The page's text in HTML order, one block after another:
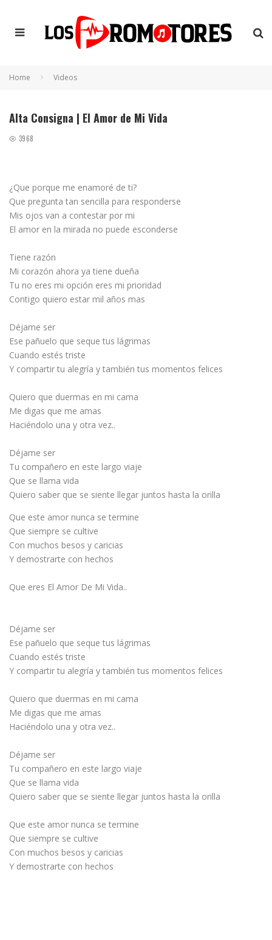
Home Videos
Alta Consigna | El Amor de Mi Vida
3968
¿Que porque me enamoré de ti?
Que pregunta tan sencilla para responderse
Mis ojos van a contestar por mi
El amor en la mirada no puede esconderse
Tiene razón
Mi corazón ahora ya tiene dueña
Tu no eres mi opción eres mi prioridad
Contigo quiero estar mil años mas
Déjame ser
Ese pañuelo que seque tus lágrimas
Cuando estés triste
Y compartir tu alegría y también tus momentos felices
Quiero que duermas en mi cama
Me digas que me amas
Haciéndolo una y otra vez..
Déjame ser
Tu compañero en este largo viaje
Que se llama vida
Quiero saber que se siente llegar juntos hasta la orilla
Que este amor nunca se termine
Que siempre se cultive
Con muchos besos y caricias
Y demostrarte con hechos
Que eres El Amor De Mi Vida..
Déjame ser
Ese pañuelo que seque tus lágrimas
Cuando estés triste
Y compartir tu alegría y también tus momentos felices
Quiero que duermas en mi cama
Me digas que me amas
Haciéndolo una y otra vez..
Déjame ser
Tu compañero en este largo viaje
Que se llama vida
Quiero saber que se siente llegar juntos hasta la orilla
Que este amor nunca se termine
Que siempre se cultive
Con muchos besos y caricias
Y demostrarte con hechos